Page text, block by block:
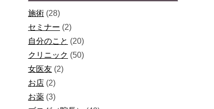
施術 (28)
セミナー (2)
自分のこと (20)
クリニック (50)
女医友 (2)
お店 (2)
お薬 (3)